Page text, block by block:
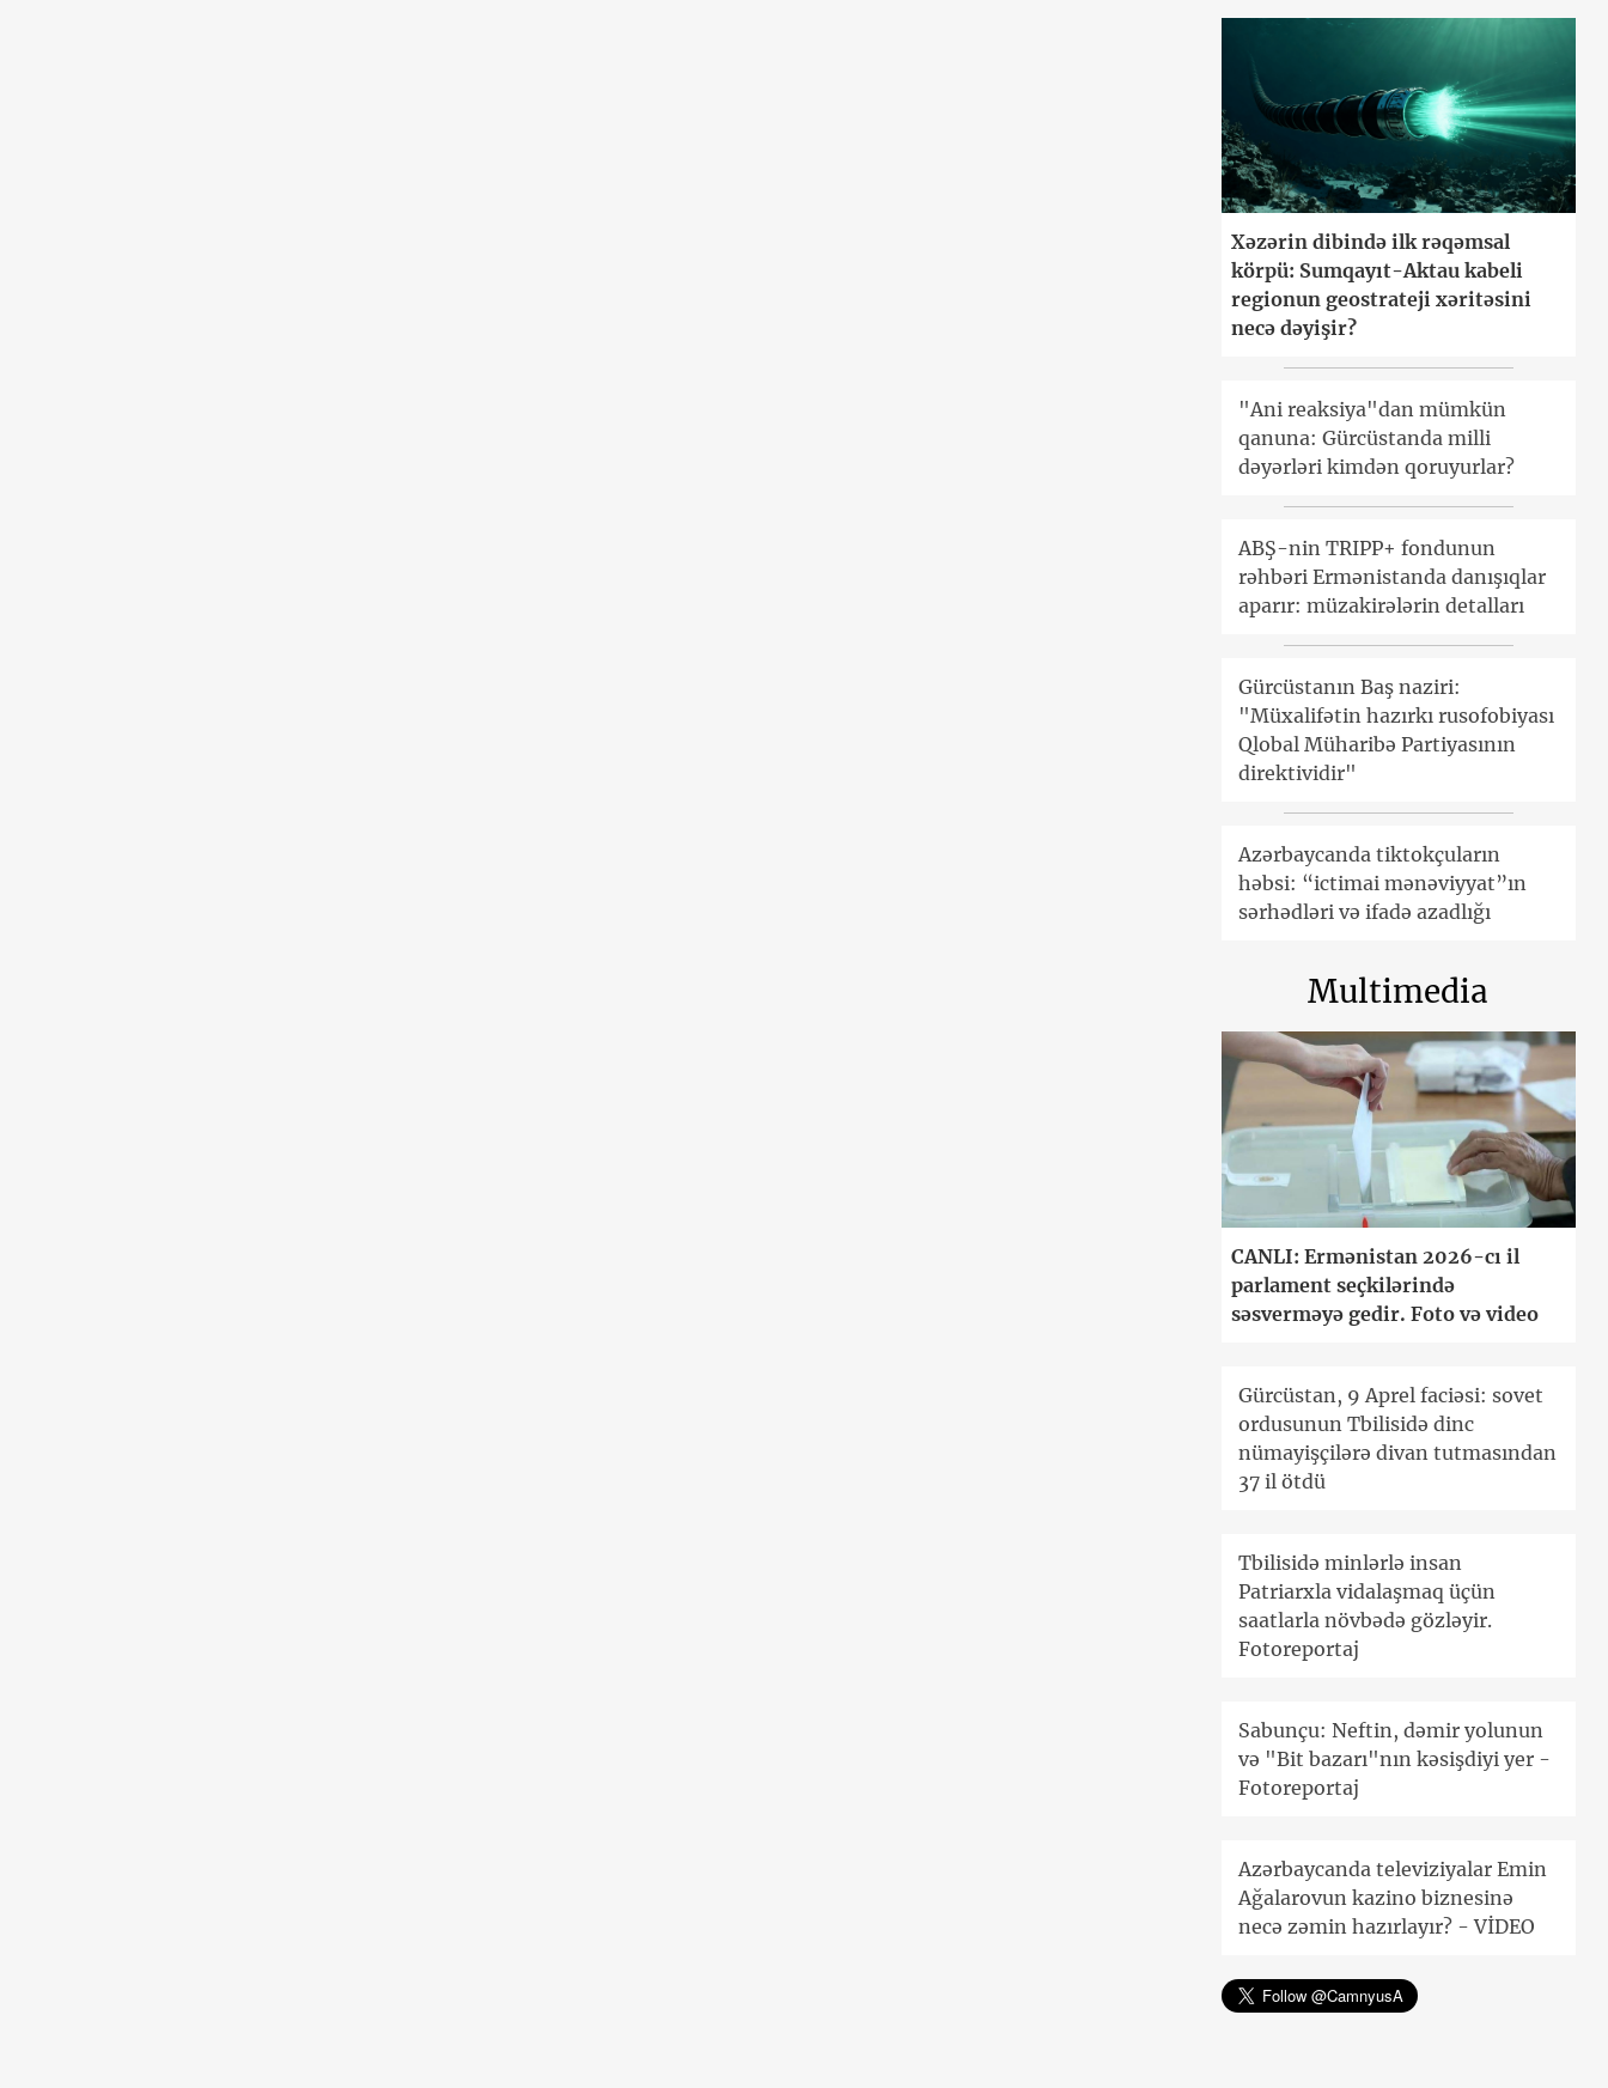
Xəzərin dibində ilk rəqəmsal
körpü: Sumqayıt-Aktau kabeli
regionun geostrateji xəritəsini
necə dəyişir?
"Ani reaksiya"dan mümkün
qanuna: Gürcüstanda milli
dəyərləri kimdən qoruyurlar?
ABŞ-nin TRIPP+ fondunun
rəhbəri Ermənistanda danışıqlar
aparır: müzakirələrin detalları
Gürcüstanın Baş naziri:
"Müxalifətin hazırkı rusofobiyası
Qlobal Müharibə Partiyasının
direktividir"
Azərbaycanda tiktokçuların
həbsi: “ictimai mənəviyyat”ın
sərhədləri və ifadə azadlığı
Multimedia
CANLI: Ermənistan 2026-cı il
parlament seçkilərində
səsverməyə gedir. Foto və video
Gürcüstan, 9 Aprel faciəsi: sovet
ordusunun Tbilisidə dinc
nümayişçilərə divan tutmasından
37 il ötdü
Tbilisidə minlərlə insan
Patriarxla vidalaşmaq üçün
saatlarla növbədə gözləyir.
Fotoreportaj
Sabunçu: Neftin, dəmir yolunun
və "Bit bazarı"nın kəsişdiyi yer -
Fotoreportaj
Azərbaycanda televiziyalar Emin
Ağalarovun kazino biznesinə
necə zəmin hazırlayır? - VİDEO